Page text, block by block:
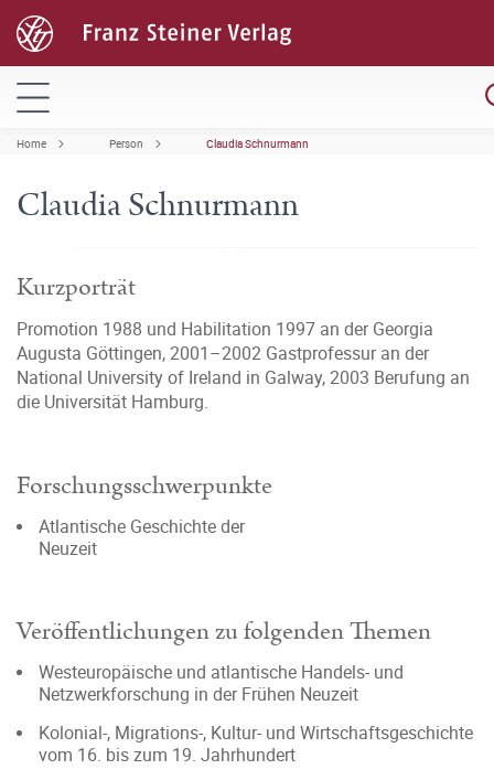
Home Person Claudia Schnurmann
Claudia Schnurmann
Kurzporträt
Promotion 1988 und Habilitation 1997 an der Georgia
Augusta Göttingen, 2001–2002 Gastprofessur an der
National University of Ireland in Galway, 2003 Berufung an
die Universität Hamburg.
Forschungsschwerpunkte
Atlantische Geschichte der
Veröffentlichungen zu folgenden Themen
Westeuropäische und atlantische Handels- und
Netzwerkforschung in der Frühen Neuzeit
Kolonial-, Migrations-, Kultur- und Wirtschaftsgeschichte
vom 16. bis zum 19. Jahrhundert